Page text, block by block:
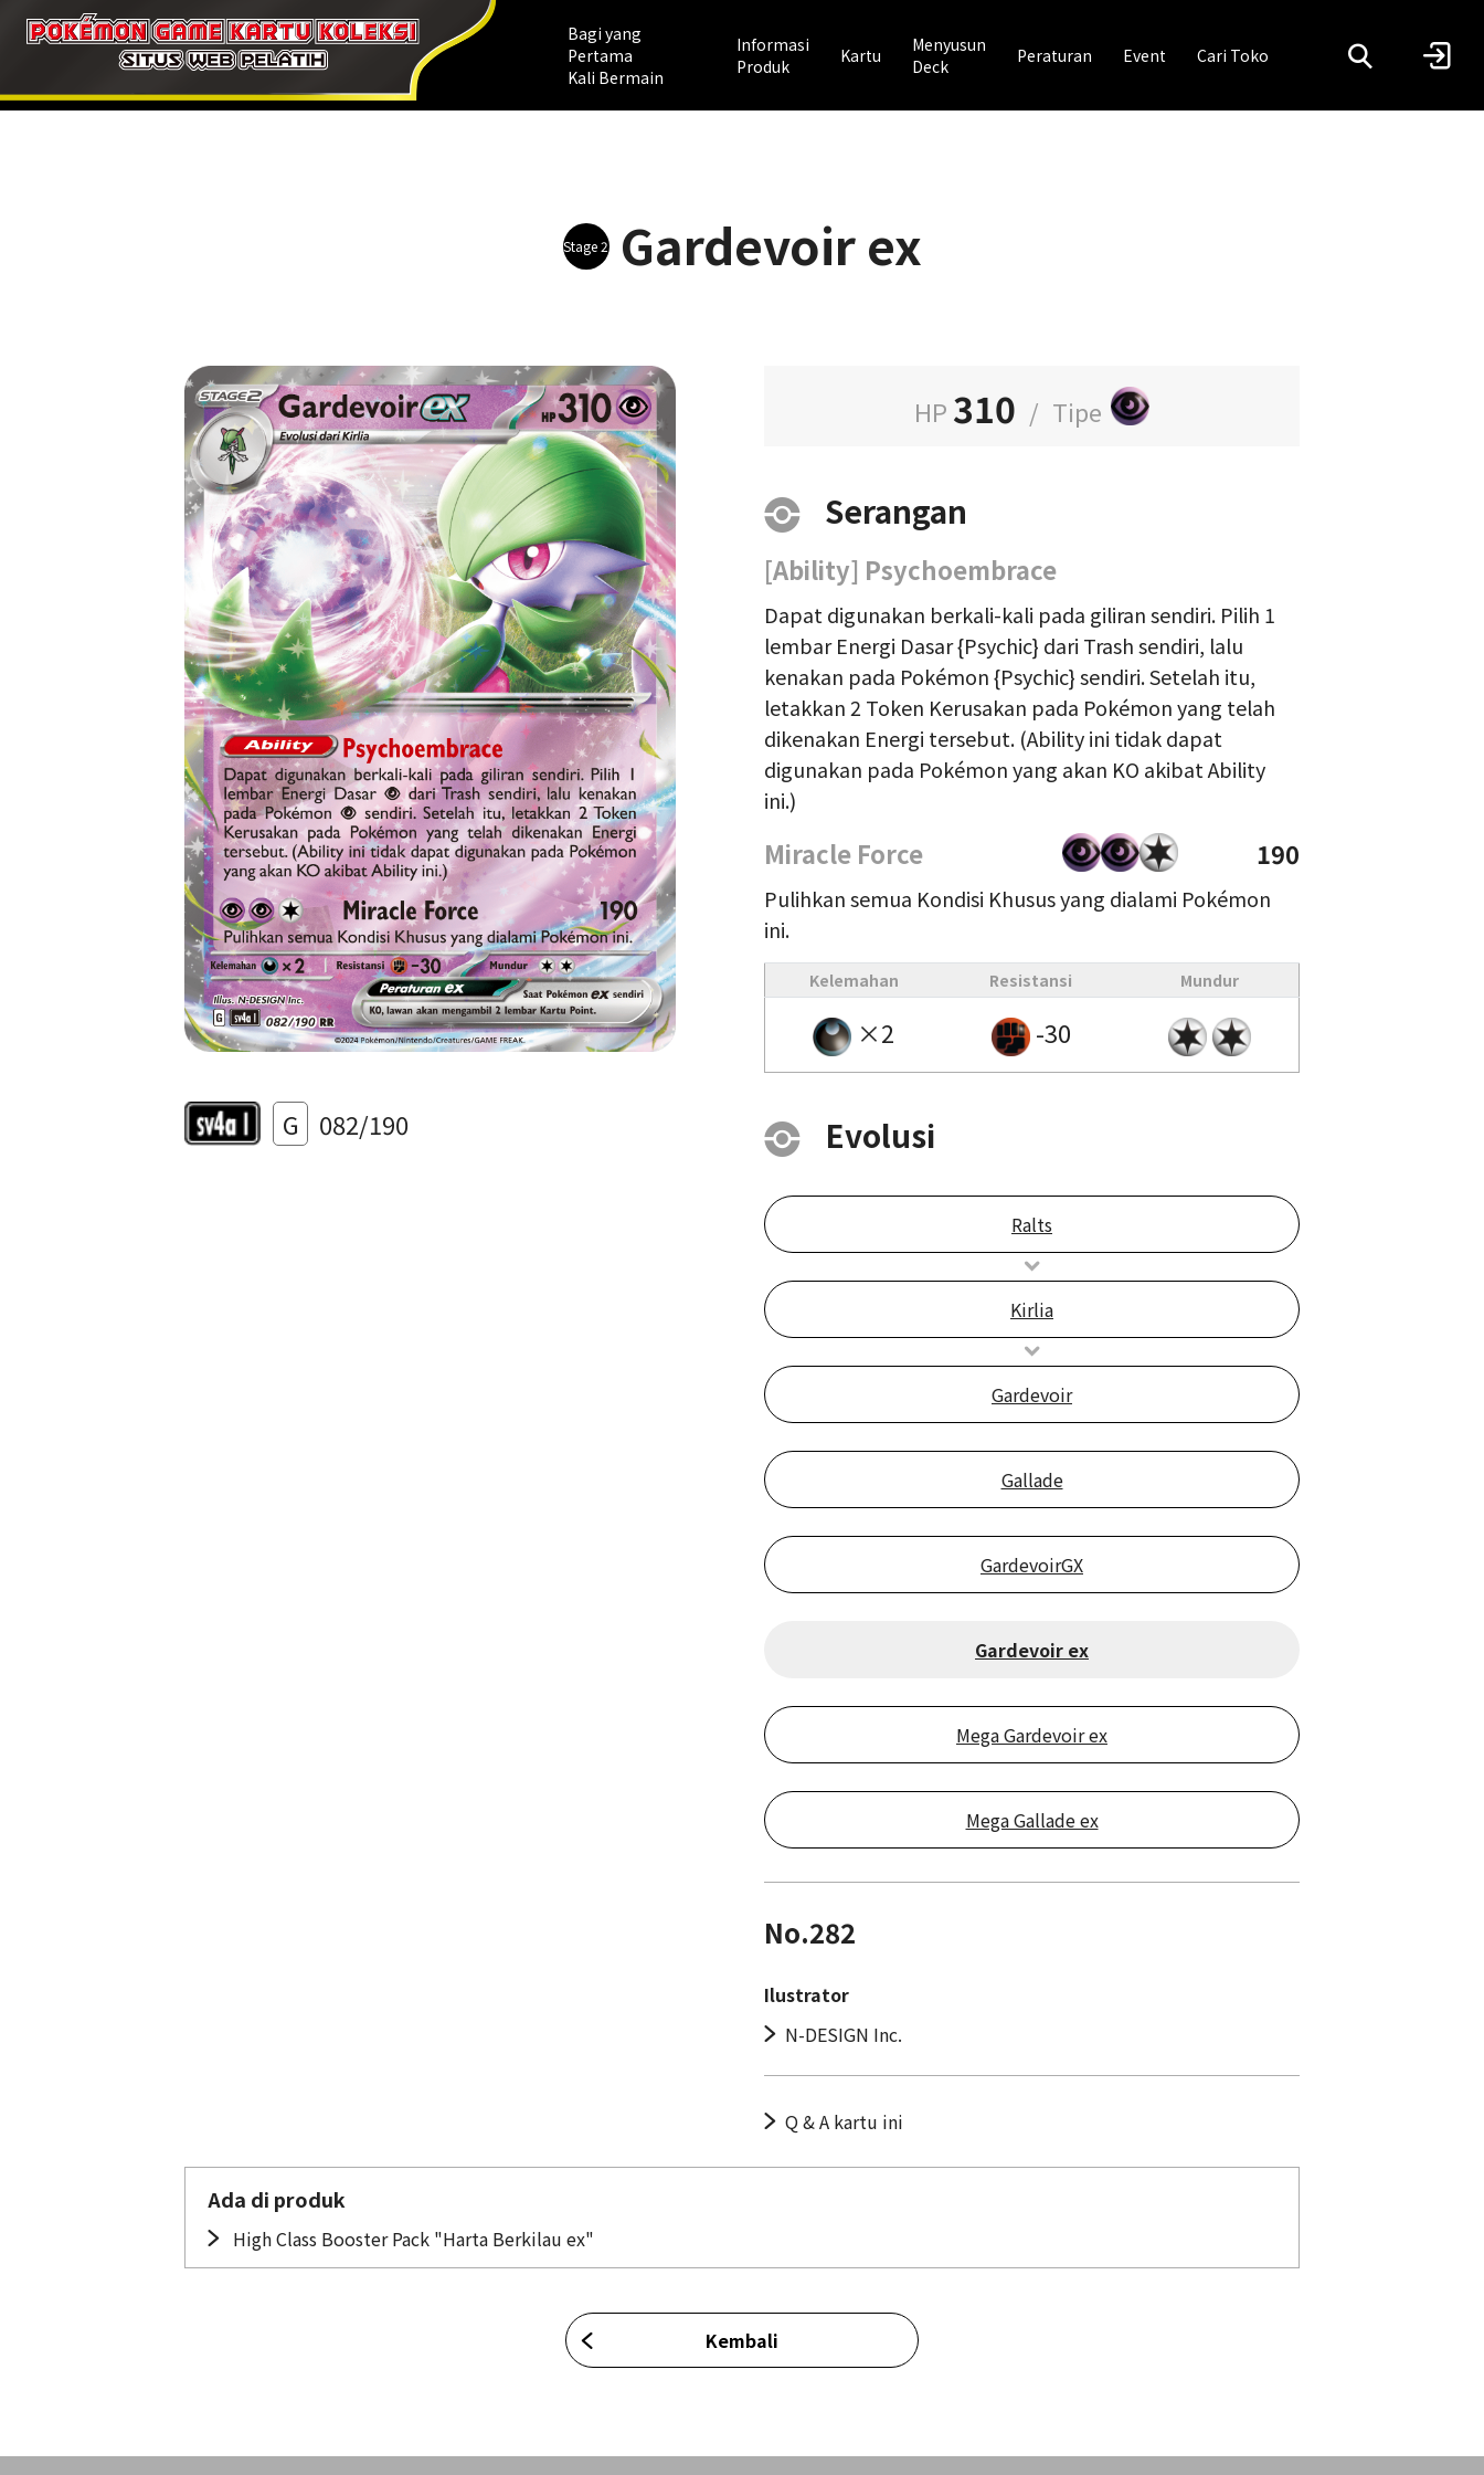
Bagi yang
Pertama
Kali Bermain
Informasi
Produk
Kartu
Menyusun
Deck
Peraturan Event Cari Toko
Stage 2Gardevoir ex
HP 310 / Tipe
Serangan
[Ability] Psychoembrace
Dapat digunakan berkali-kali pada giliran sendiri. Pilih 1
lembar Energi Dasar {Psychic} dari Trash sendiri, lalu
kenakan pada Pokémon {Psychic} sendiri. Setelah itu,
letakkan 2 Token Kerusakan pada Pokémon yang telah
dikenakan Energi tersebut. (Ability ini tidak dapat
digunakan pada Pokémon yang akan KO akibat Ability
ini.)
Miracle Force 190
Pulihkan semua Kondisi Khusus yang dialami Pokémon
ini.
Kelemahan Resistansi Mundur
×2 -30
G 082/190 Evolusi
Ralts
Kirlia
Gardevoir
Gallade
GardevoirGX
Gardevoir ex
Mega Gardevoir ex
Mega Gallade ex
No.282
Ilustrator
N-DESIGN Inc.
Q & A kartu ini
Ada di produk
High Class Booster Pack "Harta Berkilau ex"
Kembali